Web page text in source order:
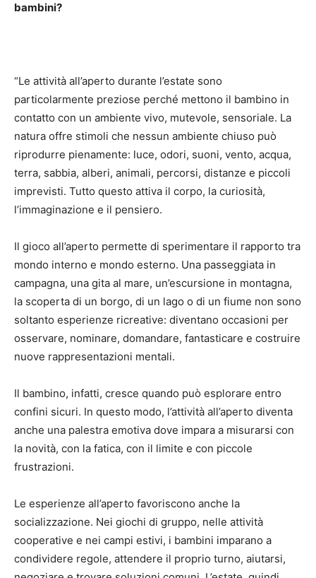
bambini?
“Le attività all’aperto durante l’estate sono
particolarmente preziose perché mettono il bambino in
contatto con un ambiente vivo, mutevole, sensoriale. La
natura offre stimoli che nessun ambiente chiuso può
riprodurre pienamente: luce, odori, suoni, vento, acqua,
terra, sabbia, alberi, animali, percorsi, distanze e piccoli
imprevisti. Tutto questo attiva il corpo, la curiosità,
l’immaginazione e il pensiero.
Il gioco all’aperto permette di sperimentare il rapporto tra
mondo interno e mondo esterno. Una passeggiata in
campagna, una gita al mare, un’escursione in montagna,
la scoperta di un borgo, di un lago o di un fiume non sono
soltanto esperienze ricreative: diventano occasioni per
osservare, nominare, domandare, fantasticare e costruire
nuove rappresentazioni mentali.
Il bambino, infatti, cresce quando può esplorare entro
confini sicuri. In questo modo, l’attività all’aperto diventa
anche una palestra emotiva dove impara a misurarsi con
la novità, con la fatica, con il limite e con piccole
frustrazioni.
Le esperienze all’aperto favoriscono anche la
socializzazione. Nei giochi di gruppo, nelle attività
cooperative e nei campi estivi, i bambini imparano a
condividere regole, attendere il proprio turno, aiutarsi,